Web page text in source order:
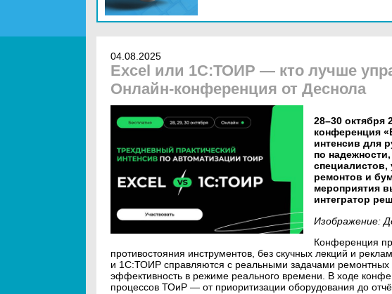
04.08.2025
Excel или 1С:ТОИР — кто лучше
Онлайн-конференция от Деснола
28–30 октября
конференция
интенсив для
по
специалистов,
ремонтов и
мероприятия
интегратор
Изображение:
Конференция
противостояния инструментов, без скучных лекций и
и 1С:ТОИР справляются с реальными задачами ремонтных
эффективность в режиме реального времени. В ходе
процессов ТОиР — от приоритизации оборудования до